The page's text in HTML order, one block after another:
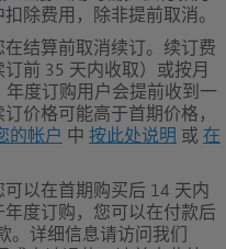
除费用，除非提前取消。
结算前取消续订。续订费
前 35 天内收取）或按月
年度订购用户会提前收到一
价格可能高于首期价格，
的帐户 中 按此处说明 或 在
以在首期购买后 14 天内
度订购，您可以在付款后
。 详细信息请访问我们